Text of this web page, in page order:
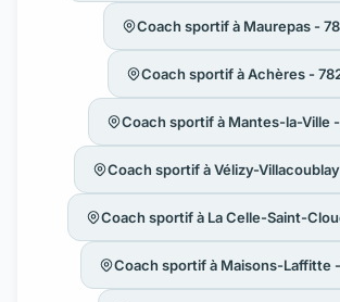
Coach sportif à Maurepas -
Coach sportif à Achères -
Coach sportif à Mantes-la-Ville -
Coach sportif à Vélizy-
Coach sportif à La Celle-Saint-
Coach sportif à Maisons-Laffitte